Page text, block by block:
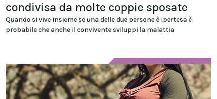
condivisa da molte coppie sposate
Quando si vive insieme se una delle due persone è ipertesa è
probabile che anche il convivente sviluppi la malattia